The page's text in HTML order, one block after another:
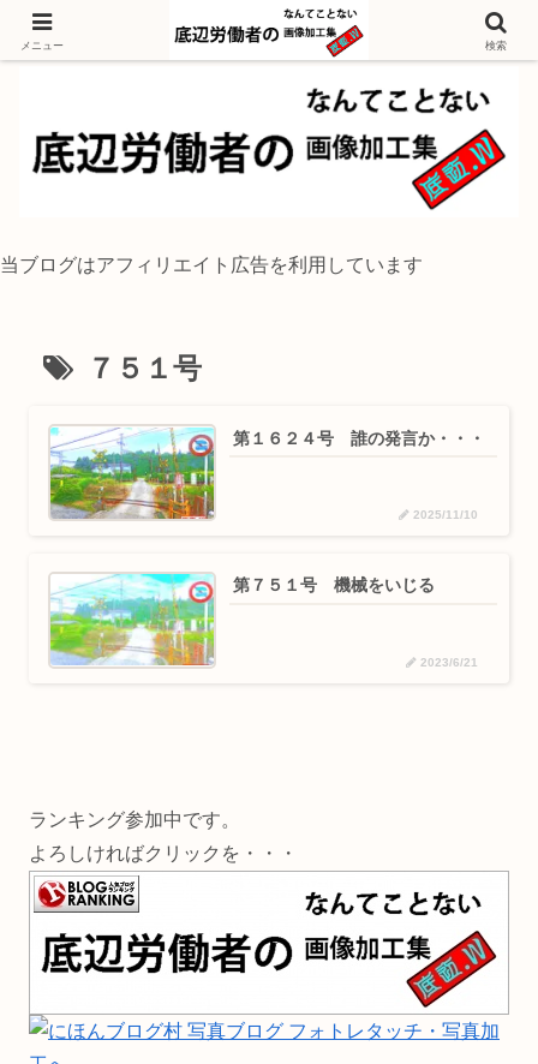
独身底辺おじさんが風景写真をイラスト風に加工するブログ
当ブログはアフィリエイト広告を利用しています
７５１号
第１６２４号 誰の発言か・・・
2025/11/10
第７５１号 機械をいじる
2023/6/21
ランキング参加中です。
よろしければクリックを・・・
メニュー 検索